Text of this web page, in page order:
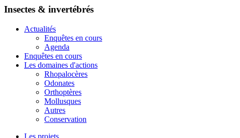
Insectes & invertébrés
Actualités
Enquêtes en cours
Agenda
Enquêtes en cours
Les domaines d'actions
Rhopalocères
Odonates
Orthoptères
Mollusques
Autres
Conservation
Les projets